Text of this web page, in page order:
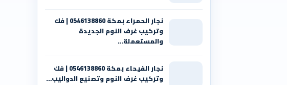
نجار الحمراء بمكة 0546138860⁩ | فك
وتركيب غرف النوم الجديدة
والمستعملة…
نجار الفيحاء بمكة 0546138860⁩ | فك
وتركيب غرف النوم وتصنيع الدواليب…